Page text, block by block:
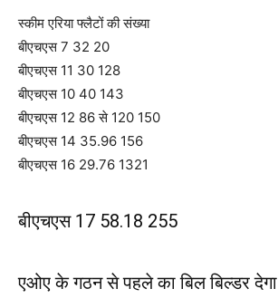
स्कीम एरिया फ्लैटों की संख्या
बीएचएस 7 32 20
बीएचएस 11 30 128
बीएचएस 10 40 143
बीएचएस 12 86 से 120 150
बीएचएस 14 35.96 156
बीएचएस 16 29.76 1321
बीएचएस 17 58.18 255
एओए के गठन से पहले का बिल बिल्डर देगा